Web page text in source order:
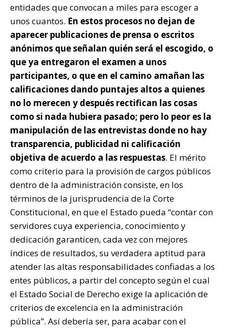
entidades que convocan a miles para escoger a
unos cuantos. En estos procesos no dejan de
aparecer publicaciones de prensa o escritos
anónimos que señalan quién será el escogido, o
que ya entregaron el examen a unos
participantes, o que en el camino amañan las
calificaciones dando puntajes altos a quienes
no lo merecen y después rectifican las cosas
como si nada hubiera pasado; pero lo peor es la
manipulación de las entrevistas donde no hay
transparencia, publicidad ni calificación
objetiva de acuerdo a las respuestas. El mérito
como criterio para la provisión de cargos públicos
dentro de la administración consiste, en los
términos de la jurisprudencia de la Corte
Constitucional, en que el Estado pueda “contar con
servidores cuya experiencia, conocimiento y
dedicación garanticen, cada vez con mejores
índices de resultados, su verdadera aptitud para
atender las altas responsabilidades confiadas a los
entes públicos, a partir del concepto según el cual
el Estado Social de Derecho exige la aplicación de
criterios de excelencia en la administración
pública”. Así debería ser, para acabar con el